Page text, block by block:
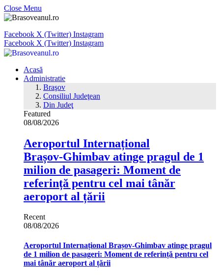
Close Menu
Facebook X (Twitter) Instagram
Facebook X (Twitter) Instagram
Acasă
Administratie
Braşov
Consiliul Judeţean
Din Judeţ
Featured
08/08/2026
Aeroportul Internațional
Brașov‑Ghimbav atinge pragul de 1
milion de pasageri: Moment de
referință pentru cel mai tânăr
aeroport al țării
Recent
08/08/2026
Aeroportul Internațional Brașov‑Ghimbav atinge pragul
de 1 milion de pasageri: Moment de referință pentru cel
mai tânăr aeroport al țării